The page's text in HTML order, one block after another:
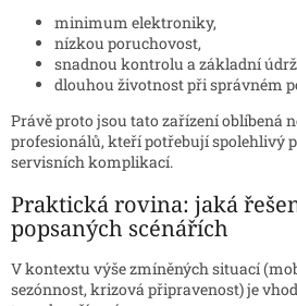
minimum elektroniky,
nízkou poruchovost,
snadnou kontrolu a základní
dlouhou životnost při správném
Právě proto jsou tato zařízení oblíbená
profesionálů, kteří potřebují spolehlivý
servisních komplikací.
Praktická rovina: jaká
popsaných scénářích
V kontextu výše zmíněných situací
sezónnost, krizová připravenost) je